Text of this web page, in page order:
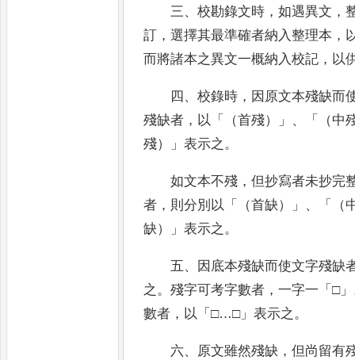
三、校勘錄文時 ，如遇異文 ，
訂 ，選擇其最準確者納入整理本 ，
而將諸本之異文一概納入校記 ， 以
四 、校錄時 ， 因原文本殘缺而
殘缺者 ， 以 「 （首殘） 」、「
（中
殘）
」表示之。
如文本不殘 ，但抄寫者未抄完
者 ， 則分別以 「 （首缺） 」、「
（
缺）
」表示之。
五、
因底本殘缺而使文字殘缺
之。殘字可考字數者 ，一字一 「□
數者 ， 以 「□…□」表示之。
六、 原文雖然殘缺 ，但尚留有